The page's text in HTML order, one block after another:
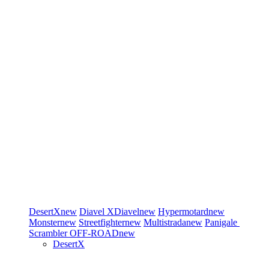
DesertXnew Diavel XDiavelnew Hypermotardnew
Monsternew Streetfighternew Multistradanew Panigale
ScramblerOFF-ROADnew
DesertX